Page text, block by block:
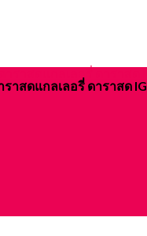
าสดแกลเลอรี่ ดาราสด IG